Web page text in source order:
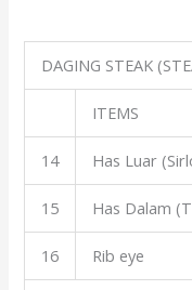
DAGING STEAK
ITEMS
14 Has Luar
15 Has Dalam
16 Rib eye